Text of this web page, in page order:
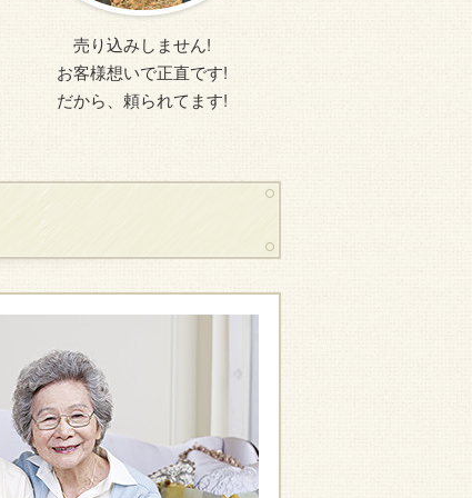
売り込みしません!
お客様想いで正直です!
だから、頼られてます!